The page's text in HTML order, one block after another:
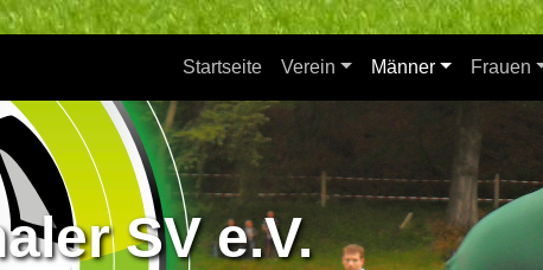
Startseite Verein Männer Frauen
SV e.V.